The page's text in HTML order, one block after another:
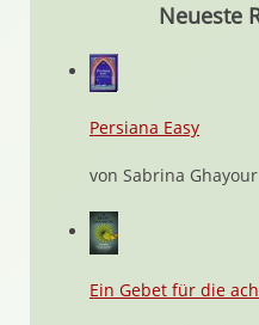
Neueste
Persiana Easy
von Sabrina Ghayour
Ein Gebet für die